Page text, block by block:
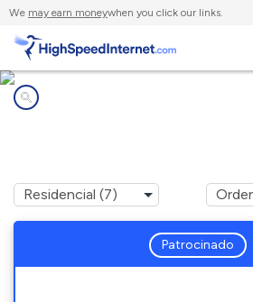
We may earn moneywhen you click our links.
Patrocinado